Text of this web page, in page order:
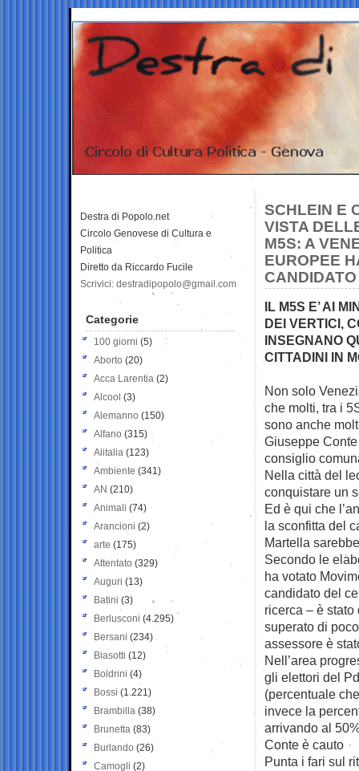
SCHLEIN E
VISTA
M5S: A
EUROPEE
IL M5S E’ AI
DEI VERTICI,
INSEGNANO
CITTADINI IN
Non solo
che molti, tra i
sono anche
Giuseppe
consiglio
Nella città del
conquistare un
Ed è qui che
la sconfitta del
Martella
Secondo le
ha votato
candidato del
ricerca – è
superato di
assessore è
Nell’area
gli elettori del
(percentuale
invece la
arrivando al
Conte è cauto
Punta i fari sul
Destra di Popolo.net
Circolo Genovese di Cultura e
Politica
Diretto da Riccardo Fucile
Scrivici: destradipopolo@gmail.com
Categorie
100 giorni (5)
Aborto (20)
Acca Larentia (2)
Alcool (3)
Alemanno (150)
Alfano (315)
Alitalia (123)
Ambiente (341)
AN (210)
Animali (74)
Arancioni (2)
arte (175)
Attentato (329)
Auguri (13)
Batini (3)
Berlusconi (4.295)
Bersani (234)
Biasotti (12)
Boldrini (4)
Bossi (1.221)
Brambilla (38)
Brunetta (83)
Burlando (26)
Camogli (2)